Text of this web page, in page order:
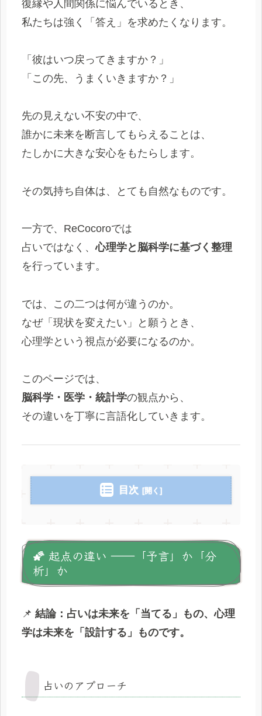
復縁や人間関係に悩んでいるとき、
私たちは強く「答え」を求めたくなります。
「彼はいつ戻ってきますか？」
「この先、うまくいきますか？」
先の見えない不安の中で、
誰かに未来を断言してもらえることは、
たしかに大きな安心をもたらします。
その気持ち自体は、とても自然なものです。
一方で、ReCocoroでは
占いではなく、心理学と脳科学に基づく整理
を行っています。
では、この二つは何が違うのか。
なぜ「現状を変えたい」と願うとき、
心理学という視点が必要になるのか。
このページでは、
脳科学・医学・統計学の観点から、
その違いを丁寧に言語化していきます。
目次
🌠 起点の違い ――「予言」か「分
析」か
📌 結論：占いは未来を「当てる」もの、心理
学は未来を「設計する」ものです。
占いのアプローチ